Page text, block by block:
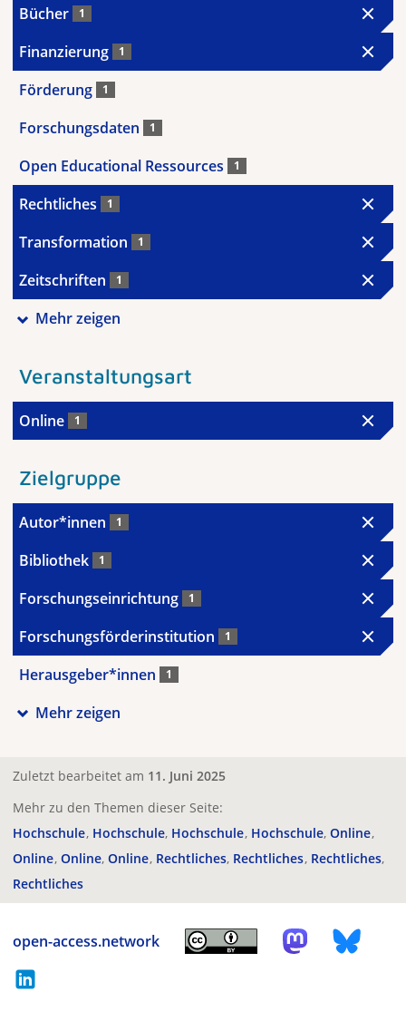
Bücher 1
Finanzierung 1
Förderung 1
Forschungsdaten 1
Open Educational Ressources 1
Rechtliches 1
Transformation 1
Zeitschriften 1
Mehr zeigen
Veranstaltungsart
Online 1
Zielgruppe
Autor*innen 1
Bibliothek 1
Forschungseinrichtung 1
Forschungsförderinstitution 1
Herausgeber*innen 1
Mehr zeigen
Zuletzt bearbeitet am 11. Juni 2025
Mehr zu den Themen dieser Seite:
Hochschule Hochschule Hochschule Hochschule Online
Online Online Online Rechtliches Rechtliches Rechtliches
Rechtliches
open-access.network